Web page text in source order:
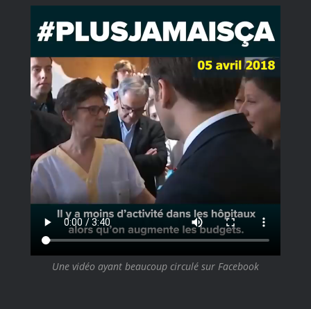
Une vidéo ayant beaucoup circulé sur Facebook